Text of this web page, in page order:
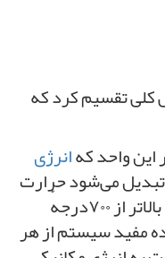
تقسیم کرد که
این واحد کهانرژی
تبدیل می‌شود حرارت
ناشی از سوختن هیدروکربن‌ها به بالاتر از ۷۰۰درجهٔ
مفید سیستم از هر